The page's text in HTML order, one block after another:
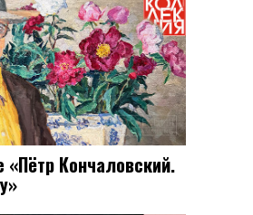
«Пётр Кончаловский.